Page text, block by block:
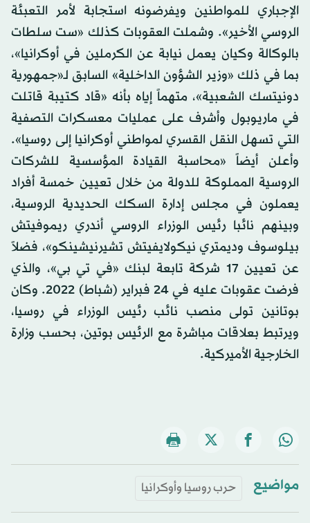
الإجباري للمواطنين ويفرضونه استجابة لأمر التعبئة
الروسي الأخير». وشملت العقوبات كذلك «ست سلطات
بالوكالة وكيان يعمل نيابة عن الكرملين في أوكرانيا»،
بما في ذلك «وزير الشؤون الداخلية» السابق لـ«جمهورية
دونيتسك الشعبية»، متهماً إياه بأنه «قاد كتيبة قاتلت
في ماريوبول وأشرف على عمليات معسكرات التصفية
التي تسهل النقل القسري لمواطني أوكرانيا إلى روسيا».
وأعلن أيضاً «محاسبة القيادة المؤسسية للشركات
الروسية المملوكة للدولة من خلال تعيين خمسة أفراد
يعملون في مجلس إدارة السكك الحديدية الروسية،
وبينهم نائبا رئيس الوزراء الروسي أندري ريموفيتش
بيلوسوف وديمتري نيكولايفيتش تشيرنيشينكو»، فضلاً
عن تعيين 17 شركة تابعة لبنك «في تي بي»، والذي
فرضت عقوبات عليه في 24 فبراير (شباط) 2022. وكان
بوتانين تولى منصب نائب رئيس الوزراء في روسيا،
ويرتبط بعلاقات مباشرة مع الرئيس بوتين، بحسب وزارة
الخارجية الأميركية.
مواضيع حرب روسيا وأوكرانيا